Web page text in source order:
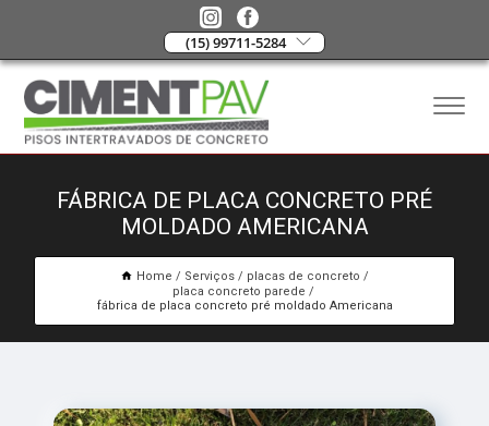
(15) 99711-5284
FÁBRICA DE PLACA CONCRETO PRÉ
MOLDADO AMERICANA
Home Serviços
placas de concreto
placa concreto parede
fábrica de placa concreto pré moldado Americana